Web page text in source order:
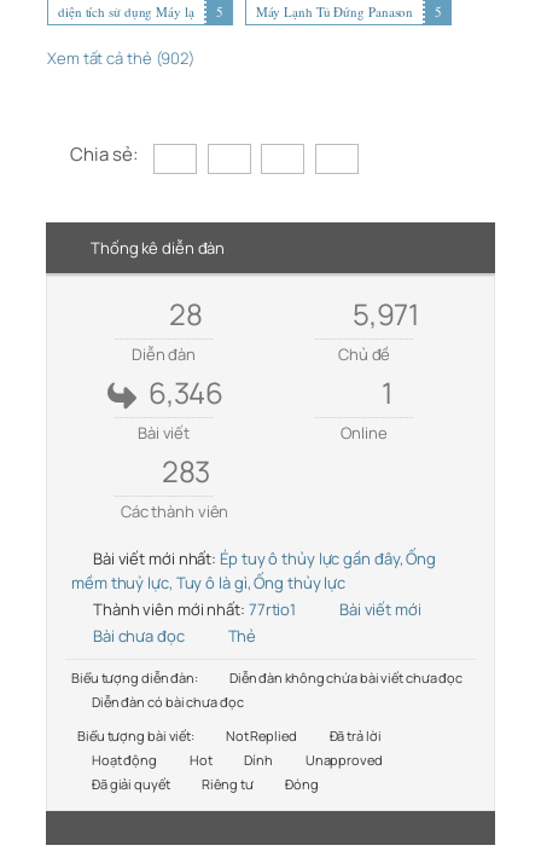
diện tích sử dụng Máy lạ
5 Máy Lạnh Tủ Đứng Panason 5
Xem tất cả thẻ (902)
Chia sẻ:
Thống kê diễn đàn
28
Diễn đàn
5,971
Chủ đề
6,346
Bài viết
1
Online
283
Các thành viên
Bài viết mới nhất: Ép tuy ô thủy lực gần đây, Ống
mềm thuỷ lực, Tuy ô là gì, Ống thủy lực
Thành viên mới nhất: 77rtio1
Bài viết mới
Bài chưa đọc
Thẻ
Biểu tượng diễn đàn:
Diễn đàn không chứa bài viết chưa đọc
Diễn đàn có bài chưa đọc
Biểu tượng bài viết:
Not Replied
Đã trả lời
Hoạt động
Hot Dính
Unapproved
Đã giải quyết
Riêng tư Đóng